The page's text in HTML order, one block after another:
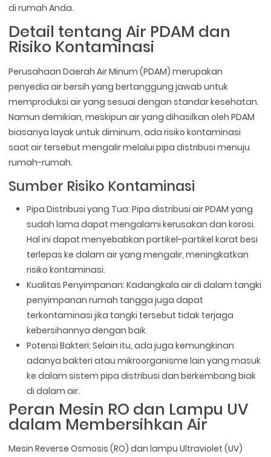
di rumah Anda.
Detail tentang Air PDAM dan
Risiko Kontaminasi
Perusahaan Daerah Air Minum (PDAM) merupakan
penyedia air bersih yang bertanggung jawab untuk
memproduksi air yang sesuai dengan standar kesehatan.
Namun demikian, meskipun air yang dihasilkan oleh PDAM
biasanya layak untuk diminum, ada risiko kontaminasi
saat air tersebut mengalir melalui pipa distribusi menuju
rumah-rumah.
Sumber Risiko Kontaminasi
Pipa Distribusi yang Tua: Pipa distribusi air PDAM yang
sudah lama dapat mengalami kerusakan dan korosi.
Hal ini dapat menyebabkan partikel-partikel karat besi
terlepas ke dalam air yang mengalir, meningkatkan
risiko kontaminasi.
Kualitas Penyimpanan: Kadangkala air di dalam tangki
penyimpanan rumah tangga juga dapat
terkontaminasi jika tangki tersebut tidak terjaga
kebersihannya dengan baik.
Potensi Bakteri: Selain itu, ada juga kemungkinan
adanya bakteri atau mikroorganisme lain yang masuk
ke dalam sistem pipa distribusi dan berkembang biak
di dalam air.
Peran Mesin RO dan Lampu UV
dalam Membersihkan Air
Mesin Reverse Osmosis (RO) dan lampu Ultraviolet (UV)